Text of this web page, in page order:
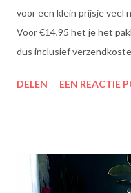
voor een klein prijsje veel
Voor €14,95 het je het
dus inclusief
theesmaken van Lipton:
mengsel van
Omega’s 3 & 6 die goed
DELEN EEN REACTIE